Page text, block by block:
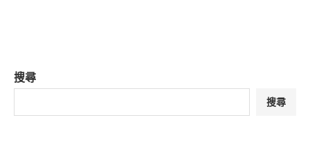
搜尋
搜尋